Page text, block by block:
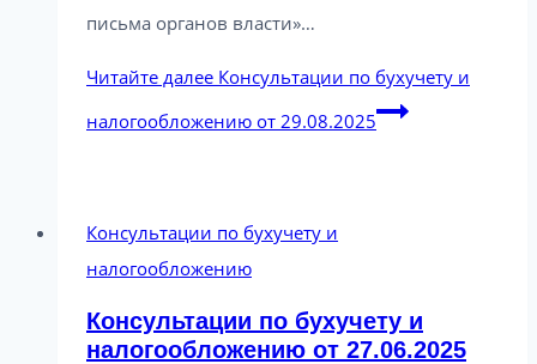
письма органов власти»…
Читайте далее Консультации по бухучету и
налогообложению от 29.08.2025
Консультации по бухучету и
налогообложению
Консультации по бухучету и
налогообложению от 27.06.2025